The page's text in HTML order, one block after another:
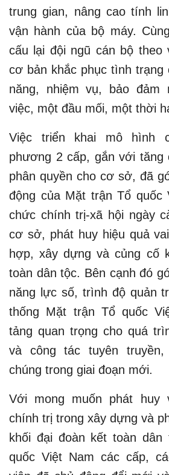
trung gian, nâng cao tính
vận hành của bộ máy.
cấu lại đội ngũ cán bộ theo
cơ bản khắc phục tình trạng
năng, nhiệm vụ, bảo đảm
việc, một đầu mối, một thời
Việc triển khai mô hình
phương 2 cấp, gắn với tăng
phân quyền cho cơ sở, đã
động của Mặt trận Tổ quốc
chức chính trị-xã hội ngày
cơ sở, phát huy hiệu quả
hợp, xây dựng và củng cố
toàn dân tộc. Bên cạnh đó
năng lực số, trình độ quản
thống Mặt trận Tổ quốc
tảng quan trọng cho quá
và công tác tuyên
chúng trong giai đoạn mới.
Với mong muốn phát huy
chính trị trong xây dựng và
khối đại đoàn kết toàn
quốc Việt Nam các cấp,